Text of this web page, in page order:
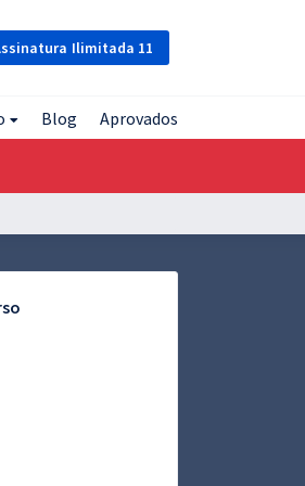
Ilimitada 11
Blog Aprovados